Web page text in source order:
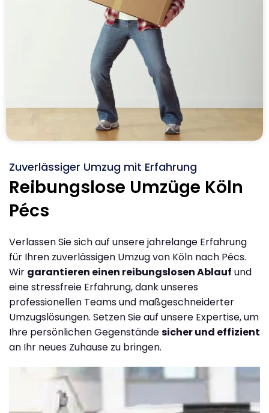
Zuverlässiger Umzug mit Erfahrung
Reibungslose Umzüge Köln
Pécs
Verlassen Sie sich auf unsere jahrelange Erfahrung
für Ihren zuverlässigen Umzug von Köln nach Pécs.
Wir garantieren einen reibungslosen Ablauf und
eine stressfreie Erfahrung, dank unseres
professionellen Teams und maßgeschneiderter
Umzugslösungen. Setzen Sie auf unsere Expertise, um
Ihre persönlichen Gegenständesicher und effizient
an Ihr neues Zuhause zu bringen.